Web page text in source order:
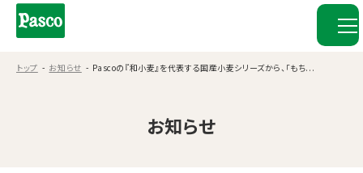
トップ お知らせ Pascoの『和小麦』を代表する国産小麦シリーズから、「もち...
お知らせ